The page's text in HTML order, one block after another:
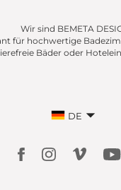
Wir sind BEMETA
für hochwertige
Bäder oder
DE